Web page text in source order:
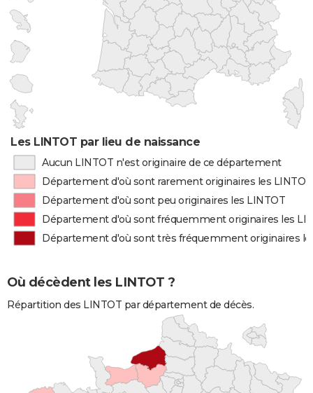
Les LINTOT par lieu de naissance
Aucun LINTOT n'est originaire de ce département
Département d'où sont rarement originaires les LINTOT
Département d'où sont peu originaires les LINTOT
Département d'où sont fréquemment originaires les
Département d'où sont très fréquemment originaires
Où décèdent les LINTOT ?
Répartition des LINTOT par département de décès.